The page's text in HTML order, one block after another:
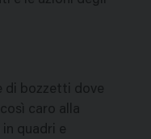
di bozzetti dove
caro alla
quadri e